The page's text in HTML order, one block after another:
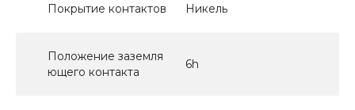
Покрытие контактов Никель
Положение заземля
ющего контакта
6h